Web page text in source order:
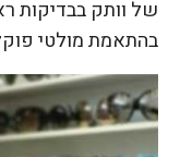
של וותק בבדיקות
בהתאמת מולטי